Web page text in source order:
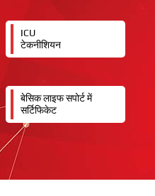
ICU
टेकनीशियन
बेसिक लाइफ सपोर्ट में
सर्टिफिकेट